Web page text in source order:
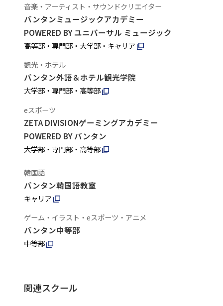
音楽・アーティスト・サウンドクリエイター
バンタンミュージックアカデミー
POWERED BY ユニバーサル ミュージック
高等部・専門部・大学部・キャリア
観光・ホテル
バンタン外語＆ホテル観光学院
大学部・専門部・高等部
eスポーツ
ZETA DIVISIONゲーミングアカデミー
POWERED BY バンタン
大学部・専門部・高等部
韓国語
バンタン韓国語教室
キャリア
ゲーム・イラスト・eスポーツ・アニメ
バンタン中等部
中等部
関連スクール